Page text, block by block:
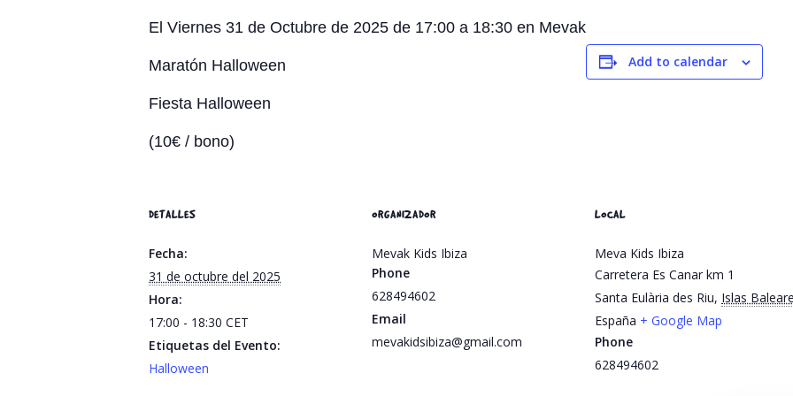
El Viernes 31 de Octubre de 2025 de 17:00 a 18:30 en Mevak
Maratón Halloween
Fiesta Halloween
(10€ / bono)
Add to calendar
DETALLES
Fecha:
31 de octubre del 2025
Hora:
17:00 - 18:30 CET
Etiquetas del Evento:
Halloween
ORGANIZADOR
Mevak Kids Ibiza
Phone
628494602
Email
mevakidsibiza@gmail.com
LOCAL
Meva Kids Ibiza
Carretera Es Canar km 1
Santa Eulària des Riu, Islas
España + Google Map
Phone
628494602